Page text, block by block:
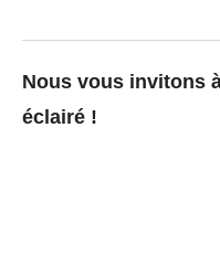
Nous vous invitons
éclairé !